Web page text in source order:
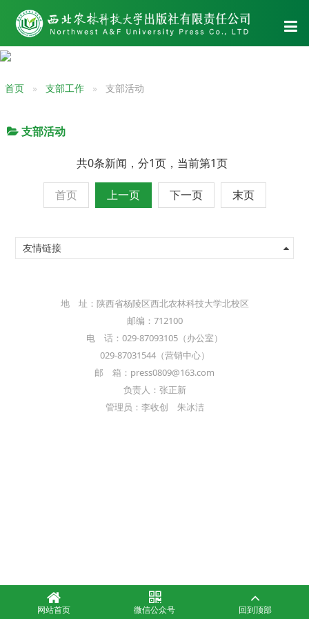
首页 支部工作 支部活动
支部活动
共0条新闻，分1页，当前第1页
首页 上一页 下一页 末页
友情链接
地 址：陕西省杨陵区西北农林科技大学北校区
邮编：712100
电 话：029-87093105（办公室）
029-87031544（营销中心）
邮 箱：press0809@163.com
负责人：张正新
管理员：李收创 朱冰洁
网站首页 微信公众号 回到顶部